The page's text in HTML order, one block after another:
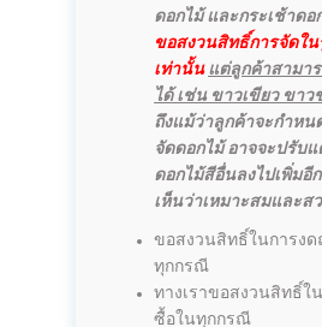
ดอกไม้ และกระเช้าด
ขอสงวนสิทธิ์การจัดใน
เท่านั้น แต่ลูกค้าสามา
ได้ เช่น ขาวเขียว ขา
ถึงแม้ว่าลูกค้าจะกำห
จัดดอกไม้ อาจจะปรับ
ดอกไม้สีอื่นลงไปเพิ่มอี
เห็นว่าเหมาะสมและส
ขอสงวนสิทธิ์ในการงด
ทุกกรณี
ทางเราขอสงวนสิทธิ์ใ
ซื้อในทุกกรณี